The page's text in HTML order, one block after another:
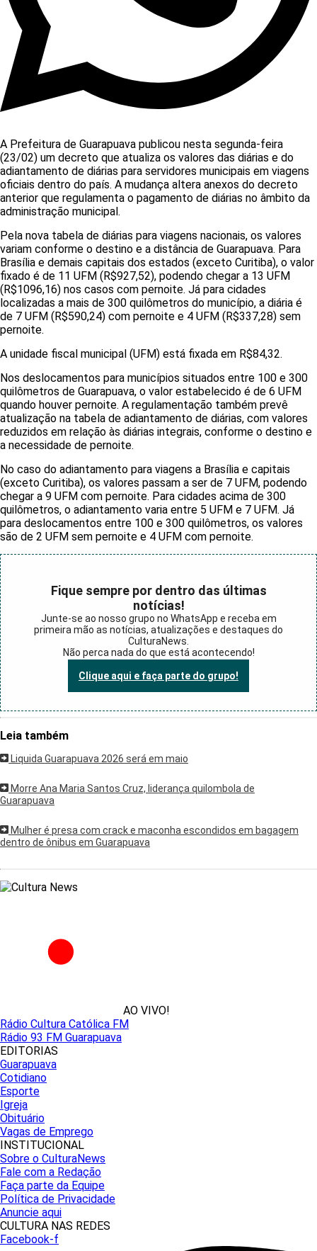
A Prefeitura de Guarapuava publicou nesta segunda-feira
(23/02) um decreto que atualiza os valores das diárias e do
adiantamento de diárias para servidores municipais em viagens
oficiais dentro do país. A mudança altera anexos do decreto
anterior que regulamenta o pagamento de diárias no âmbito da
administração municipal.
Pela nova tabela de diárias para viagens nacionais, os valores
variam conforme o destino e a distância de Guarapuava. Para
Brasília e demais capitais dos estados (exceto Curitiba), o valor
fixado é de 11 UFM (R$927,52), podendo chegar a 13 UFM
(R$1096,16) nos casos com pernoite. Já para cidades
localizadas a mais de 300 quilômetros do município, a diária é
de 7 UFM (R$590,24) com pernoite e 4 UFM (R$337,28) sem
pernoite.
A unidade fiscal municipal (UFM) está fixada em R$84,32.
Nos deslocamentos para municípios situados entre 100 e 300
quilômetros de Guarapuava, o valor estabelecido é de 6 UFM
quando houver pernoite. A regulamentação também prevê
atualização na tabela de adiantamento de diárias, com valores
reduzidos em relação às diárias integrais, conforme o destino e
a necessidade de pernoite.
No caso do adiantamento para viagens a Brasília e capitais
(exceto Curitiba), os valores passam a ser de 7 UFM, podendo
chegar a 9 UFM com pernoite. Para cidades acima de 300
quilômetros, o adiantamento varia entre 5 UFM e 7 UFM. Já
para deslocamentos entre 100 e 300 quilômetros, os valores
são de 2 UFM sem pernoite e 4 UFM com pernoite.
Fique sempre por dentro das últimas
notícias!
Junte-se ao nosso grupo no WhatsApp e receba em
primeira mão as notícias, atualizações e destaques do
CulturaNews.
Não perca nada do que está acontecendo!
Clique aqui e faça parte do grupo!
Leia também
Liquida Guarapuava 2026 será em maio
Morre Ana Maria Santos Cruz, liderança quilombola de
Guarapuava
Mulher é presa com crack e maconha escondidos em bagagem
dentro de ônibus em Guarapuava
AO VIVO!
Rádio Cultura Católica FM
Rádio 93 FM Guarapuava
EDITORIAS
Guarapuava
Cotidiano
Esporte
Igreja
Obituário
Vagas de Emprego
INSTITUCIONAL
Sobre o CulturaNews
Fale com a Redação
Faça parte da Equipe
Política de Privacidade
Anuncie aqui
CULTURA NAS REDES
Facebook-f